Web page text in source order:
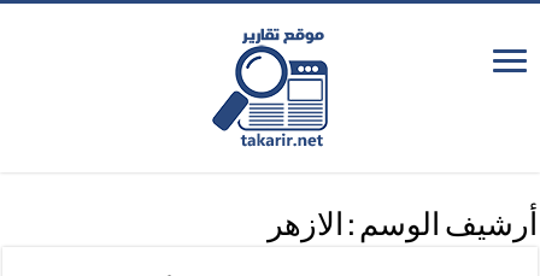
أرشيف الوسم : الازهر